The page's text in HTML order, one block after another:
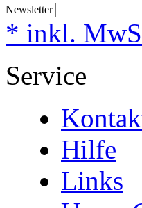
Newsletter
* inkl.
Service
Hilfe
Links